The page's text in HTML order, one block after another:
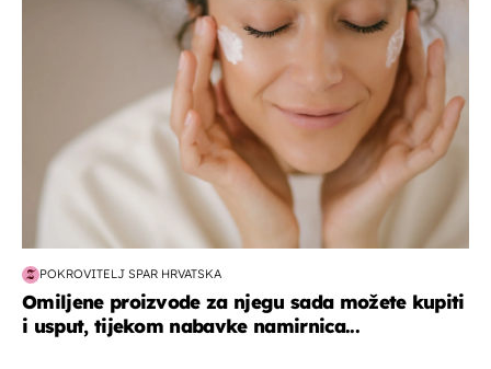
POKROVITELJ SPAR HRVATSKA
Omiljene proizvode za njegu sada možete kupiti
i usput, tijekom nabavke namirnica...